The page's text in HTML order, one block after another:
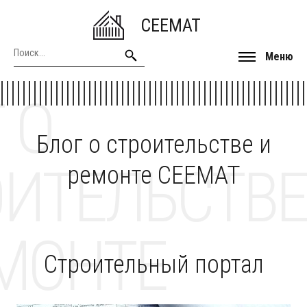
CEEMAT
Меню
Блог о строительстве и
ремонте CEEMAT
О
Строительный портал